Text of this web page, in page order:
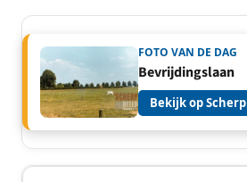
FOTO VAN DE DAG
Bevrijdingslaan
Bekijk op